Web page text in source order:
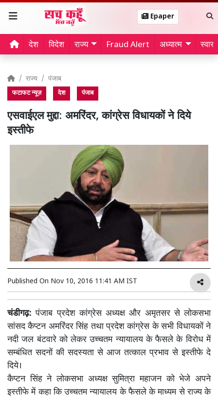
Epaper
देश विदेश राज्य Fraud Alert अध्यात्म
राज्य पंजाब
फटाफट न्यूज़ देश पंजाब
एसवाईएल मुद्दा: अमरिंदर, कांग्रेस विधायकों ने दिये
इस्तीफे
Published On Nov 10, 2016 11:41 AM IST
चंडीगढ़: पंजाब प्रदेश कांग्रेस अध्यक्ष और अमृतसर से लोकसभा
सांसद कैप्टन अमरिंदर सिंह तथा प्रदेश कांग्रेस के सभी विधायकों ने
नदी जल बंटवारे को लेकर उच्चतम न्यायालय के फैसले के विरोध में
सम्बंधित सदनों की सदस्यता से आज तत्काल प्रभाव से इस्तीफे दे
दिये।
कैप्टन सिंह ने लोकसभा अध्यक्ष सुमित्रा महाजन को भेजे अपने
इस्तीफे में कहा कि उच्चतम न्यायालय के फैसले के माध्यम से राज्य के